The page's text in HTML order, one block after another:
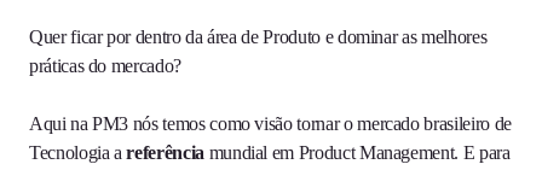
Quer ficar por dentro da área de Produto e dominar as melhores
práticas do mercado?
Aqui na PM3 nós temos como visão tornar o mercado brasileiro de
Tecnologia areferência mundial em Product Management. E para